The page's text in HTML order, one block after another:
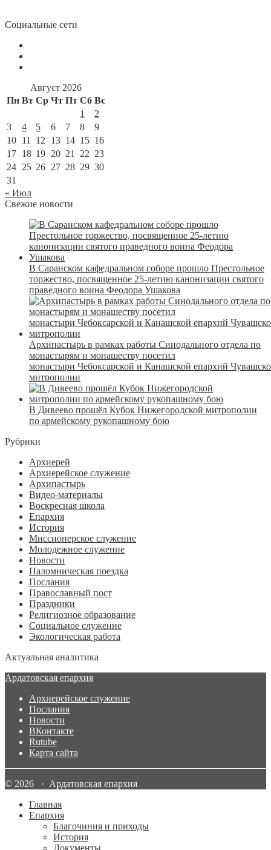
Социальные сети
Август 2026
Пн Вт Ср Чт Пт Сб Вс
1
2
3
4 5 6 7 8
9
10 11 12 13 14 15 16
17 18 19 20 21 22 23
24 25 26 27 28 29 30
31
« Июл
Свежие новости
В Саранском кафедральном соборе прошло Престольное
торжество, посвященное 25-летию канонизации святого
праведного воина Феодора Ушакова
Архипастырь в рамках работы Синодального отдела по
монастырям и монашеству посетил
монастыри Чебоксарской и Канашской епархий
митрополии
В Дивеево прошёл Кубок Нижегородской митрополии
по армейскому рукопашному бою
Рубрики
Архиерей
Архиерейское служение
Архипастырь
Видео-материалы
Воскресная школа
Епархия
История
Миссионерское служение
Молодежное служение
Новости
Паломническая поездка
Послания
Православный пост
Праздники
Религиозное образование
Социальное служение
Экологическая работа
Актуальная аналитика
Ардатовская епархия
Архиерейское служение
Послания
Новости
ВКонтакте
Rutube
Карта сайта
© 2026 · Ардатовская епархия
Главная
Епархия
Благочиния и приходы
История
Документы